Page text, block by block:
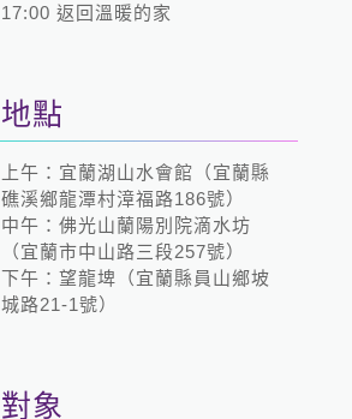
17:00 返回溫暖的家
地點
上午：宜蘭湖山水會館（宜蘭縣
礁溪鄉龍潭村漳福路186號）
中午：佛光山蘭陽別院滴水坊
（宜蘭市中山路三段257號）
下午：望龍埤（宜蘭縣員山鄉坡
城路21-1號）
對象